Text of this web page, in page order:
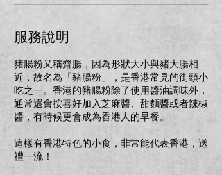
服務說明
豬腸粉又稱齋腸，因為形狀大小與豬大腸相
近，故名為「豬腸粉」，是香港常見的街頭小
吃之一。香港的豬腸粉除了使用醬油調味外，
通常還會按喜好加入芝麻醬、甜麵醬或者辣椒
醬，有時候更會成為香港人的早餐。
這樣有香港特色的小食，非常能代表香港，送
禮一流！